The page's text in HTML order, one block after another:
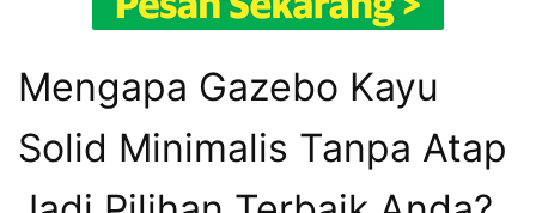
Mengapa Gazebo Kayu
Solid Minimalis Tanpa Atap